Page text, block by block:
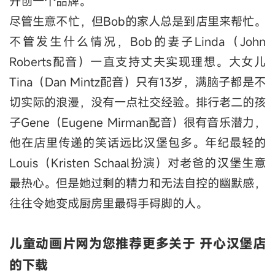
尽管生意不忙，但Bob的家人总是到店里来帮忙。
不管发生什么情况，Bob的妻子Linda（John
Roberts配音）一直支持丈夫实现理想。大女儿
Tina（Dan Mintz配音）只有13岁，满脑子都是不
切实际的浪漫，没有一点社交经验。排行老二的孩
子Gene（Eugene Mirman配音）很有音乐潜力，
他在店里传递的笑话远比汉堡包多。年纪最轻的
Louis（Kristen Schaal扮演）对老爸的汉堡生意
最热心。但是她过剩的精力和无法自控的幽默感，
往往令她变成厨房里最碍手碍脚的人。
儿童动画片网为您推荐更多关于 开心汉堡店
的下载